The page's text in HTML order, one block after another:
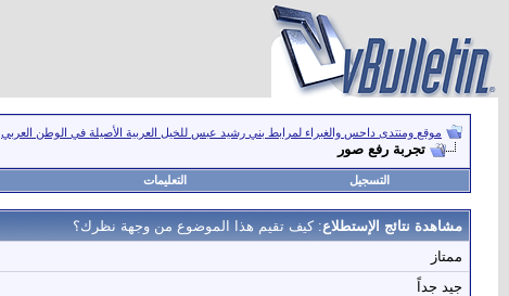
موقع ومنتدى داحس والغبراء لمرابط بني رشيد عبس للخيل العربية الأصيلة في الوطن العربي
تجربة رفع صور
التسجيل التعليمات
مشاهدة نتائج الإستطلاع: كيف تقيم هذا الموضوع من وجهة نظرك؟
ممتاز
جيد جداً